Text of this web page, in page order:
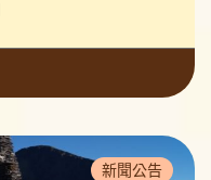
新聞公告